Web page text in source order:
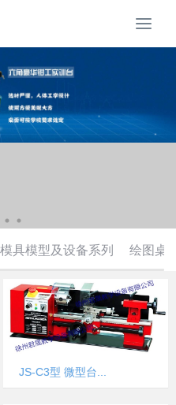
T
o
e
a
t
i
o
n
模具模型及设备系列 绘图桌
JS-C3型 微型台...